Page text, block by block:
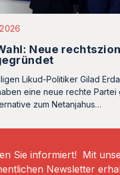
Neue
Likud-Politiker Gilad
eine neue rechte
zum Netanjahus…
Sie informiert! Mit
Newsletter